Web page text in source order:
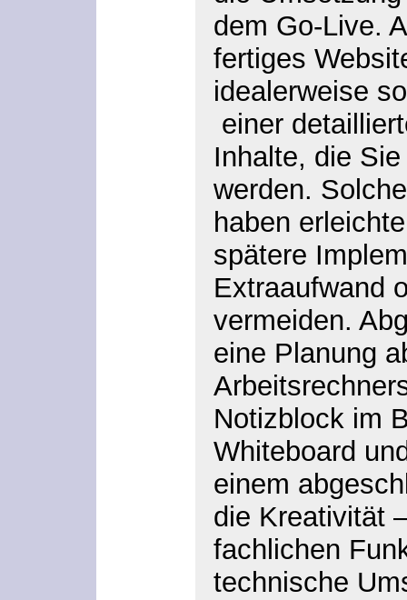
dem Go-Live.
fertiges
idealerweise
einer
Inhalte, die
werden.
haben
spätere
Extraaufwand
vermeiden.
eine Planung
Notizblock im
Whiteboard
einem
die Kreativität
fachlichen
technische